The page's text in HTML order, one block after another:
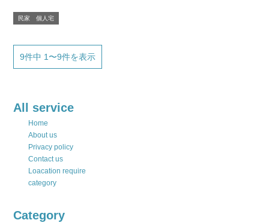
民家 個人宅
9件中 1〜9件を表示
All service
Home
About us
Privacy policy
Contact us
Loacation require
category
Category